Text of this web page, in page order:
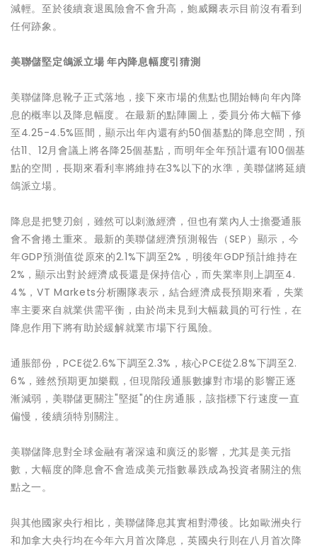
減輕。至於後續衰退風險會不會升高，鮑威爾表示目前沒有看到
任何跡象。
美聯儲堅定鴿派立場 年內降息幅度引猜測
美聯儲降息靴子正式落地，接下來市場的焦點也開始轉向年內降
息的概率以及降息幅度。在最新的點陣圖上，委員分佈大幅下修
至4.25-4.5%區間，顯示出年內還有約50個基點的降息空間，預
估11、12月會議上將各降25個基點，而明年全年預計還有100個基
點的空間，長期來看利率將維持在3%以下的水準，美聯儲將延續
鴿派立場。
降息是把雙刃劍，雖然可以刺激經濟，但也有業內人士擔憂通脹
會不會捲土重來。最新的美聯儲經濟預測報告（SEP）顯示，今
年GDP預測值從原來的2.1%下調至2%，明後年GDP預計維持在
2%，顯示出對於經濟成長還是保持信心，而失業率則上調至4.
4%，VT Markets分析團隊表示，結合經濟成長預期來看，失業
率主要來自就業供需平衡，由於尚未見到大幅裁員的可行性，在
降息作用下將有助於緩解就業市場下行風險。
通脹部份，PCE從2.6%下調至2.3%，核心PCE從2.8%下調至2.
6%，雖然預期更加樂觀，但現階段通脹數據對市場的影響正逐
漸減弱，美聯儲更關注"堅挺"的住房通脹，該指標下行速度一直
偏慢，後續須特別關注。
美聯儲降息對全球金融有著深遠和廣泛的影響，尤其是美元指
數，大幅度的降息會不會造成美元指數暴跌成為投資者關注的焦
點之一。
與其他國家央行相比，美聯儲降息其實相對滯後。比如歐洲央行
和加拿大央行均在今年六月首次降息，英國央行則在八月首次降